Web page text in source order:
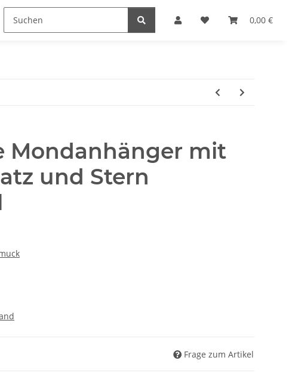
0,00 €
Wohnaccessoires Edelstahl Schmuck Möbel Serien
Mondanhänger mit
und Stern
Frage zum Artikel